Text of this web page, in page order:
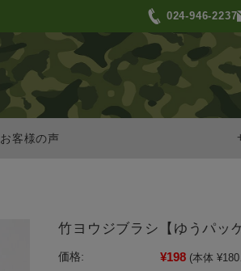
024-946-2237
お客様の声
竹ヨウジブラシ【ゆうパッ
価格: ¥198 (本体